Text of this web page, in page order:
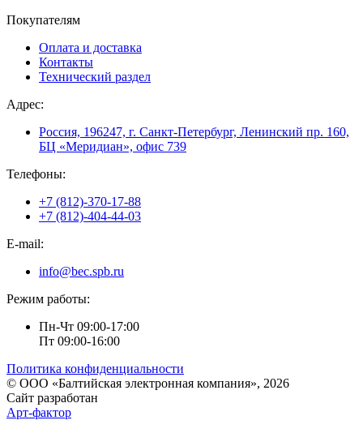
Покупателям
Оплата и доставка
Контакты
Технический раздел
Адрес:
Россия, 196247, г. Санкт-Петербург, Ленинский пр. 160,
БЦ «Меридиан», офис 739
Телефоны:
+7 (812)-370-17-88
+7 (812)-404-44-03
E-mail:
info@bec.spb.ru
Режим работы:
Пн-Чт 09:00-17:00
Пт 09:00-16:00
Политика конфиденциальности
© ООО «Балтийская электронная компания», 2026
Сайт разработан
Арт-фактор